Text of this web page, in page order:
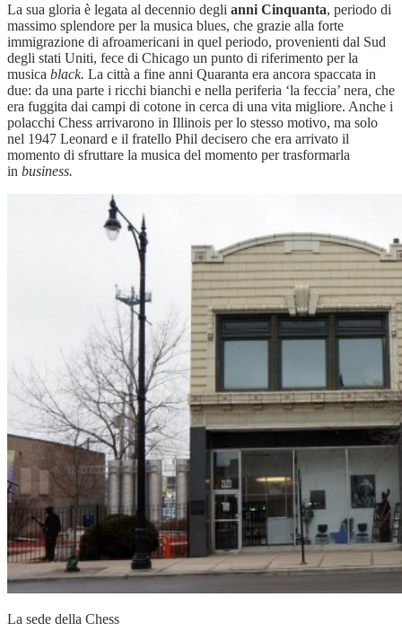
La sua gloria è legata al decennio degli anni Cinquanta, periodo di
massimo splendore per la musica blues, che grazie alla forte
immigrazione di afroamericani in quel periodo, provenienti dal Sud
degli stati Uniti, fece di Chicago un punto di riferimento per la
musica black. La città a fine anni Quaranta era ancora spaccata in
due: da una parte i ricchi bianchi e nella periferia ‘la feccia’ nera che
era fuggita dai campi di cotone in cerca di una vita migliore. Anche i
polacchi Chess arrivarono in Illinois per lo stesso motivo, ma solo
nel 1947 Leonard e il fratello Phil decisero che era arrivato il
momento di sfruttare la musica del momento per trasformarla
in business.
La sede della Chess